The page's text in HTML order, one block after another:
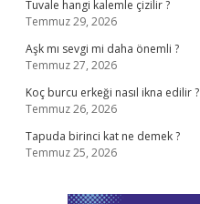
Tuvale hangi kalemle çizilir ?
Temmuz 29, 2026
Aşk mı sevgi mi daha önemli ?
Temmuz 27, 2026
Koç burcu erkeği nasıl ikna edilir ?
Temmuz 26, 2026
Tapuda birinci kat ne demek ?
Temmuz 25, 2026